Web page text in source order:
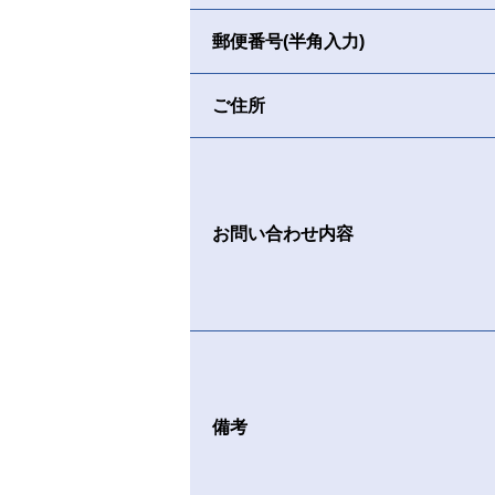
郵便番号(半角入力)
ご住所
お問い合わせ内容
備考